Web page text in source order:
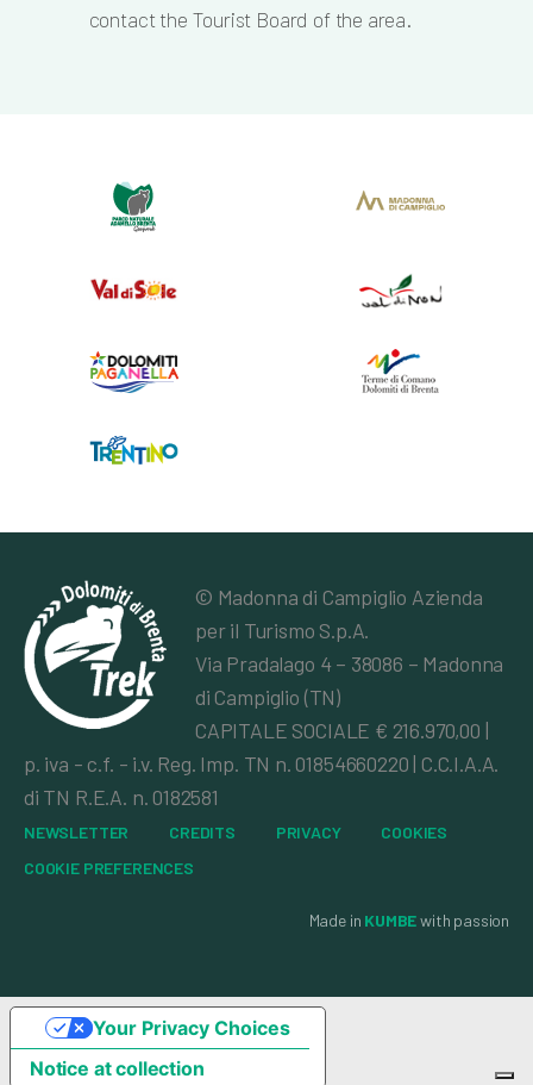
contact the Tourist Board of the area.
© Madonna di Campiglio Azienda
per il Turismo S.p.A.
Via Pradalago 4 – 38086 – Madonna
di Campiglio (TN)
CAPITALE SOCIALE € 216.970,00 |
p. iva - c.f. - i.v. Reg. Imp. TN n. 01854660220 | C.C.I.A.A.
di TN R.E.A. n. 0182581
NEWSLETTER CREDITS PRIVACY
COOKIES
COOKIE PREFERENCES
Made in KUMBEwith passion
Notice at collection
Your Privacy Choices